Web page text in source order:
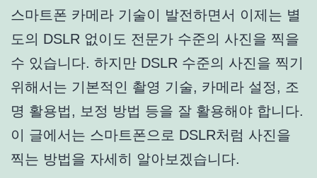
스마트폰 카메라 기술이 발전하면서 이제는 별
도의 DSLR 없이도 전문가 수준의 사진을 찍을
수 있습니다. 하지만 DSLR 수준의 사진을 찍기
위해서는 기본적인 촬영 기술, 카메라 설정, 조
명 활용법, 보정 방법 등을 잘 활용해야 합니다.
이 글에서는 스마트폰으로 DSLR처럼 사진을
찍는 방법을 자세히 알아보겠습니다.